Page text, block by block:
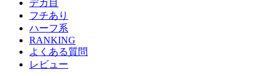
デカ目
フチあり
ハーフ系
RANKING
よくある質問
レビュー